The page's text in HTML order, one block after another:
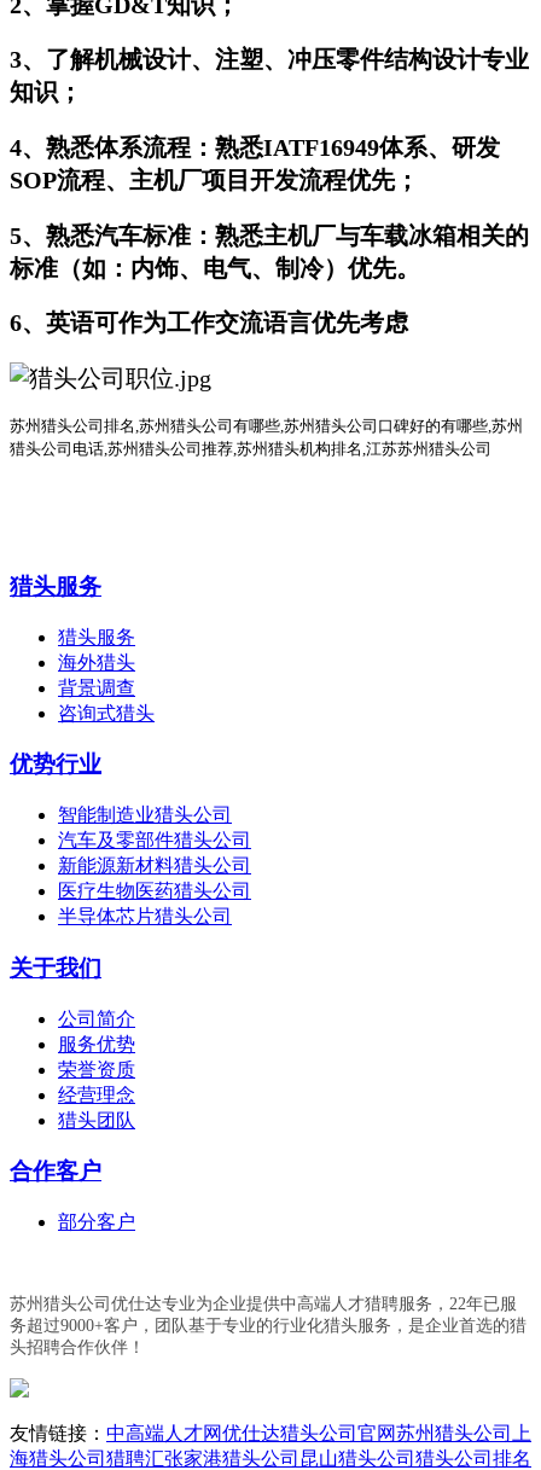
3、了解机械设计、注塑、冲压零件结构设计专业
知识；
4、熟悉体系流程：熟悉IATF16949体系、研发
SOP流程、主机厂项目开发流程优先；
5、熟悉汽车标准：熟悉主机厂与车载冰箱相关的
标准（如：内饰、电气、制冷）优先。
6、英语可作为工作交流语言优先考虑
苏州猎头公司排名,苏州猎头公司有哪些,苏州猎头公司口碑好的有哪些,苏州
猎头公司电话,苏州猎头公司推荐,苏州猎头机构排名,江苏苏州猎头公司
猎头服务
猎头服务
海外猎头
背景调查
咨询式猎头
优势行业
智能制造业猎头公司
汽车及零部件猎头公司
新能源新材料猎头公司
医疗生物医药猎头公司
半导体芯片猎头公司
关于我们
公司简介
服务优势
荣誉资质
经营理念
猎头团队
合作客户
部分客户
苏州猎头公司优仕达专业为企业提供中高端人才猎聘服务，22年已服
务超过9000+客户，团队基于专业的行业化猎头服务，是企业首选的猎
头招聘合作伙伴！
友情链接： 中高端人才网优仕达猎头公司官网苏州猎头公司
上
海猎头公司 猎聘汇张家港猎头公司 昆山猎头公司 猎头公司排名